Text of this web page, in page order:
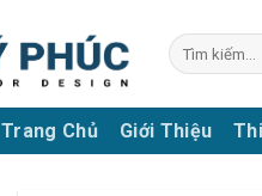
Tìm
kiếm:
Trang Chủ Giới Thiệu